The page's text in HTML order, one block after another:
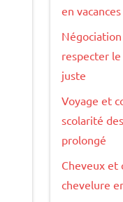
en
respecter
juste
Voyage et
scolarité
prolongé
Cheveux et
chevelure